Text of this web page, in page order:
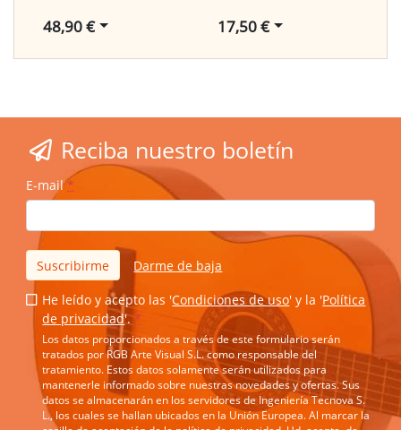
48,90 € 17,50 €
Reciba nuestro boletín
E-mail *
Suscribirme Darme de baja
He leído y acepto las 'Condiciones de uso' y la 'Política
de privacidad'.*
Los datos proporcionados a través de este formulario serán
tratados por RGB Arte Visual S.L. como responsable del
tratamiento. Estos datos solamente serán utilizados para
mantenerle informado sobre nuestras novedades y ofertas. Sus
datos se almacenarán en los servidores de Ingeniería Tecnova S.
L., los cuales se hallan ubicados en la Unión Europea. Al marcar la